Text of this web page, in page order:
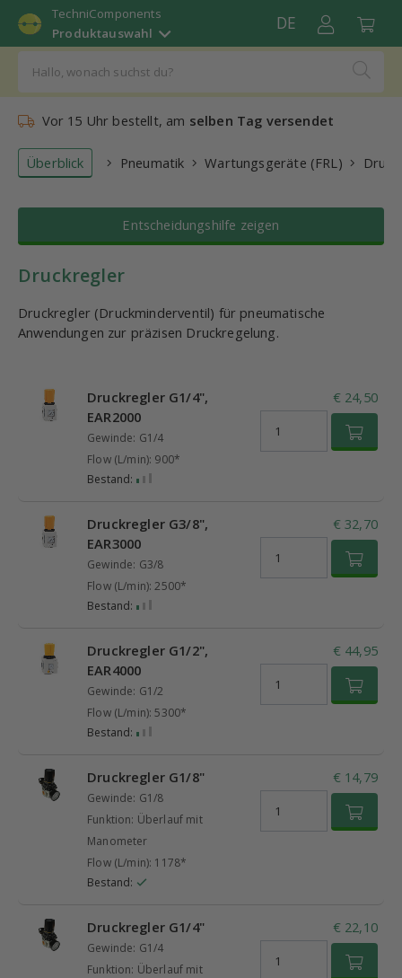
TechniComponents
Produktauswahl
DE
Vor 15 Uhr bestellt, am selben Tag versendet
Überblick Pneumatik Wartungsgeräte (FRL)
Entscheidungshilfe zeigen
Druckregler
Druckregler (Druckminderventil) für pneumatische
Anwendungen zur präzisen Druckregelung.
Druckregler G1/4",
EAR2000
Gewinde: G1/4
Flow (L/min): 900*
Bestand:
€ 24,50
Druckregler G3/8",
EAR3000
Gewinde: G3/8
Flow (L/min): 2500*
Bestand:
€ 32,70
Druckregler G1/2",
EAR4000
Gewinde: G1/2
Flow (L/min): 5300*
Bestand:
€ 44,95
Druckregler G1/8"
Gewinde: G1/8
Funktion: Überlauf mit
Manometer
Flow (L/min): 1178*
Bestand:
€ 14,79
Druckregler G1/4"
Gewinde: G1/4
Funktion: Überlauf mit
€ 22,10